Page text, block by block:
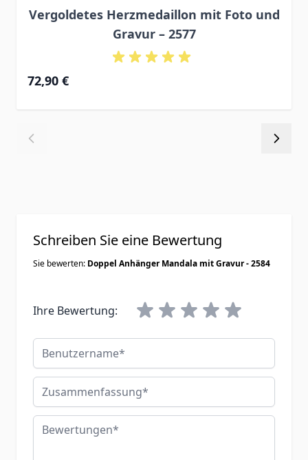
Vergoldetes Herzmedaillon mit Foto und
Gravur – 2577
72,90 €
Schreiben Sie eine Bewertung
Sie bewerten: Doppel Anhänger Mandala mit Gravur - 2584
Ihre Bewertung:
Benutzername
Zusammenfassung
Bewertungen